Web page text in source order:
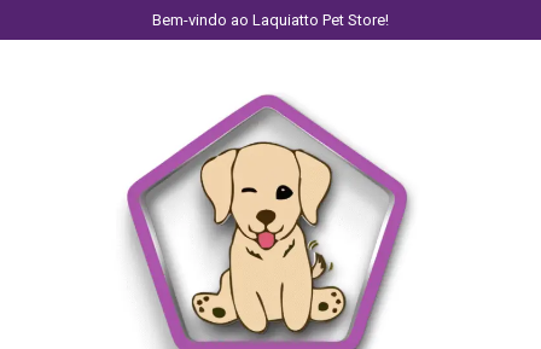
Bem-vindo ao Laquiatto Pet Store!